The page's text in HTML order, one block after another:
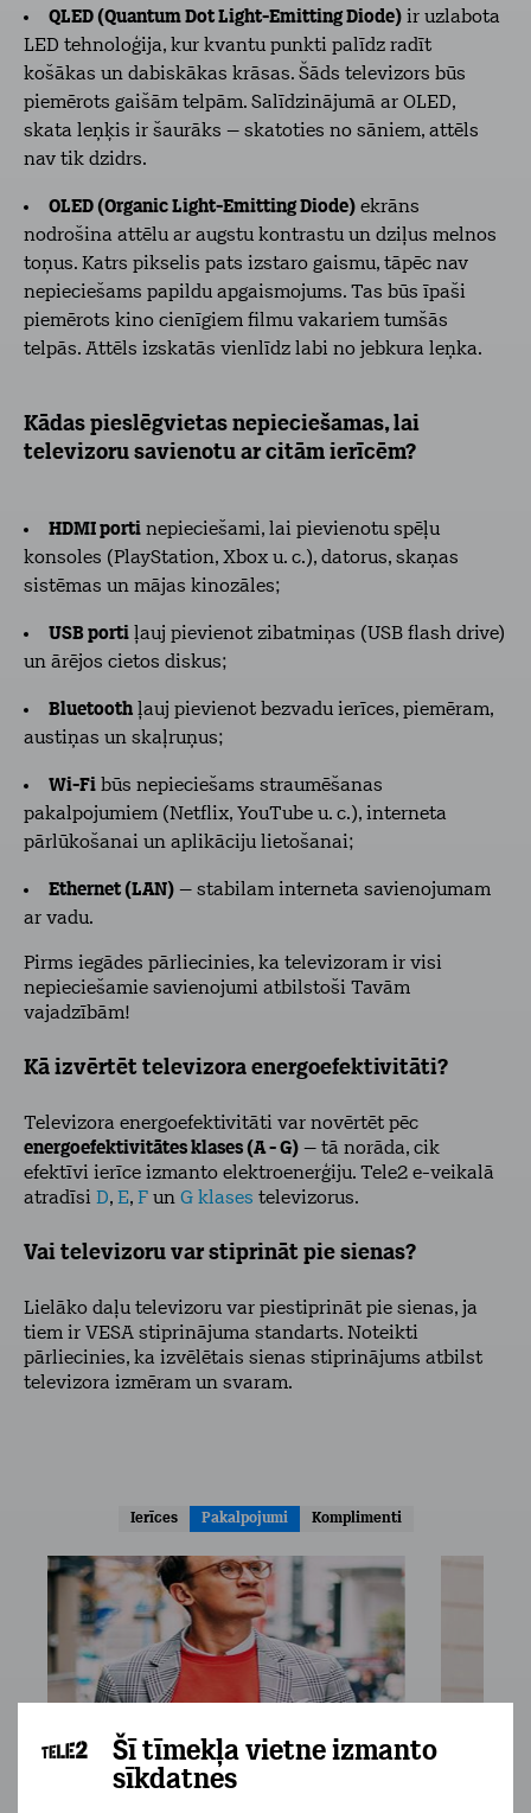
Šī tīmekļa vietne izmanto
sīkdatnes
QLED (Quantum Dot Light-Emitting Diode) ir uzlabota
LED tehnoloģija, kur kvantu punkti palīdz radīt
košākas un dabiskākas krāsas. Šāds televizors būs
piemērots gaišām telpām. Salīdzinājumā ar OLED,
skata leņķis ir šaurāks – skatoties no sāniem, attēls
nav tik dzidrs.
OLED (Organic Light-Emitting Diode) ekrāns
nodrošina attēlu ar augstu kontrastu un dziļus melnos
toņus. Katrs pikselis pats izstaro gaismu, tāpēc nav
nepieciešams papildu apgaismojums. Tas būs īpaši
piemērots kino cienīgiem filmu vakariem tumšās
telpās. Attēls izskatās vienlīdz labi no jebkura leņka.
Kādas pieslēgvietas nepieciešamas, lai
televizoru savienotu ar citām ierīcēm?
HDMI porti nepieciešami, lai pievienotu spēļu
konsoles (PlayStation, Xbox u. c.), datorus, skaņas
sistēmas un mājas kinozāles;
USB porti ļauj pievienot zibatmiņas (USB flash drive)
un ārējos cietos diskus;
Bluetooth ļauj pievienot bezvadu ierīces, piemēram,
austiņas un skaļruņus;
Wi-Fi būs nepieciešams straumēšanas
pakalpojumiem (Netflix, YouTube u. c.), interneta
pārlūkošanai un aplikāciju lietošanai;
Ethernet (LAN) – stabilam interneta savienojumam
ar vadu.
Pirms iegādes pārliecinies, ka televizoram ir visi
nepieciešamie savienojumi atbilstoši Tavām
vajadzībām!
Kā izvērtēt televizora energoefektivitāti?
Televizora energoefektivitāti var novērtēt pēc
energoefektivitātes klases (A - G) – tā norāda, cik
efektīvi ierīce izmanto elektroenerģiju. Tele2 e-veikalā
atradīsi D, E, F un G klases televizorus.
Vai televizoru var stiprināt pie sienas?
Lielāko daļu televizoru var piestiprināt pie sienas, ja
tiem ir VESA stiprinājuma standarts. Noteikti
pārliecinies, ka izvēlētais sienas stiprinājums atbilst
televizora izmēram un svaram.
Ierīces Pakalpojumi Komplimenti